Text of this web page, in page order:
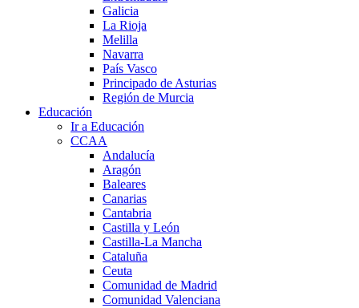
Galicia
La Rioja
Melilla
Navarra
País Vasco
Principado de Asturias
Región de Murcia
Educación
Ir a Educación
CCAA
Andalucía
Aragón
Baleares
Canarias
Cantabria
Castilla y León
Castilla-La Mancha
Cataluña
Ceuta
Comunidad de Madrid
Comunidad Valenciana